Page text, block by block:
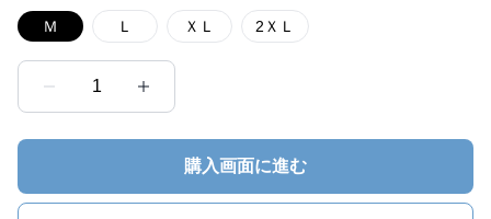
Ｍ Ｌ ＸＬ 2ＸＬ
1
購入画面に進む